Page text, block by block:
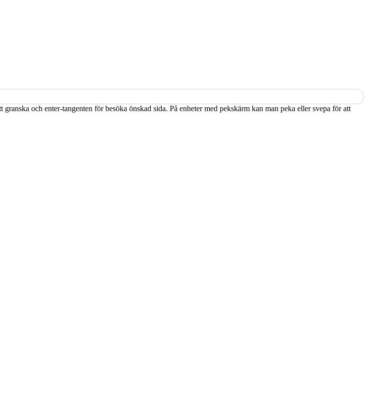
och enter-tangenten för besöka önskad sida. På enheter med pekskärm kan man peka eller svepa för att